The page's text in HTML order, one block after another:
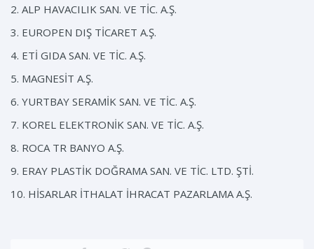
2. ALP HAVACILIK SAN. VE TİC. A.Ş.
3. EUROPEN DIŞ TİCARET A.Ş.
4. ETİ GIDA SAN. VE TİC. A.Ş.
5. MAGNESİT A.Ş.
6. YURTBAY SERAMİK SAN. VE TİC. A.Ş.
7. KOREL ELEKTRONİK SAN. VE TİC. A.Ş.
8. ROCA TR BANYO A.Ş.
9. ERAY PLASTİK DOĞRAMA SAN. VE TİC. LTD. ŞTİ.
10. HİSARLAR İTHALAT İHRACAT PAZARLAMA A.Ş.